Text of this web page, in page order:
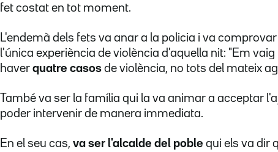
fet costat en tot moment.
L'endemà dels fets va anar a la policia i va
l'única experiència de violència d'aquella nit: "Em
haver quatre casos de violència, no tots del mateix
També va ser la família qui la va animar a acceptar
poder intervenir de manera immediata.
En el seu cas, va ser l'alcalde del poble qui els va dir